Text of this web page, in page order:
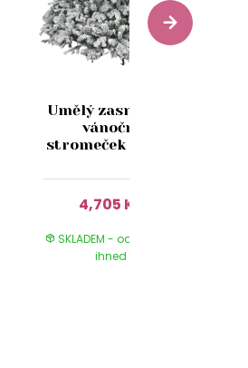
Umělý zasněžený
vánoční
stromeček 180cm
4,705 Kč
SKLADEM - odesílame
ihned